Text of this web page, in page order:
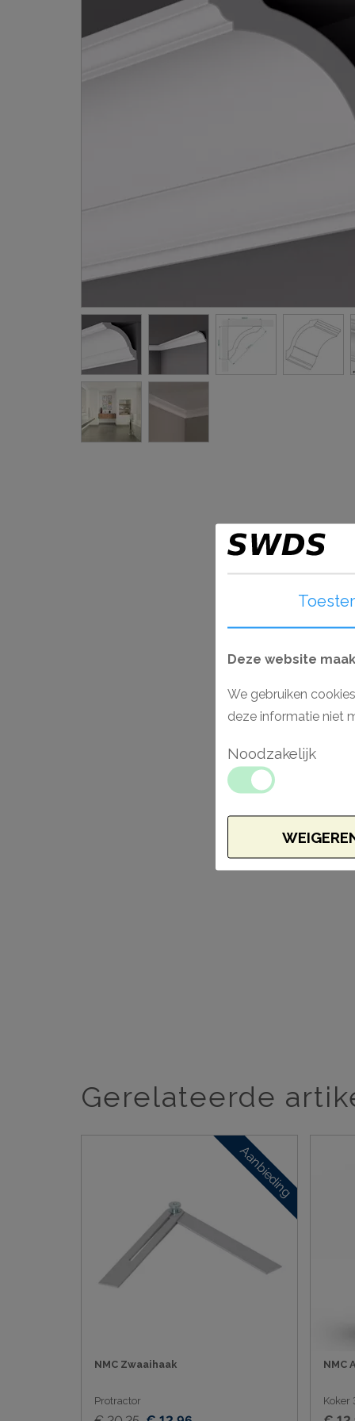
Gerelateerde
Aanbieding
NMC Zwaaihaak
Protractor
NMC
Koker
Deze website
We gebruiken
deze informatie niet
Noodzakelijk